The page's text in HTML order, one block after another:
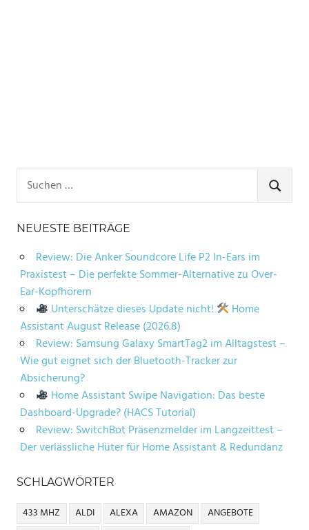
nach:
SUCHEN
NEUESTE BEITRÄGE
Review: Die Anker Soundcore Life P2 In-Ears im
Praxistest – Die perfekte Sommer-Alternative zu Over-
Ear-Kopfhörern
Unterschätze dieses Update nicht!
Home
Assistant August Release (2026.8)
Review: Samsung Galaxy SmartTag2 im Alltagstest –
Wie gut eignet sich der Bluetooth-Tracker zur
Absicherung?
Home Assistant Swipe Navigation: Das beste
Dashboard-Upgrade? (HACS Tutorial)
Review: SwitchBot Präsenzmelder im Langzeittest –
Der verlässliche Hüter für Home Assistant & Redundanz
SCHLAGWÖRTER
433 MHZ ALDI ALEXA AMAZON
ANGEBOTE